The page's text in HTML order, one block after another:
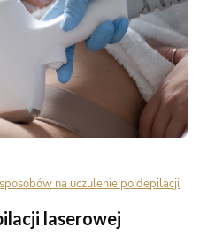
na uczulenie po depilacji
laserowej